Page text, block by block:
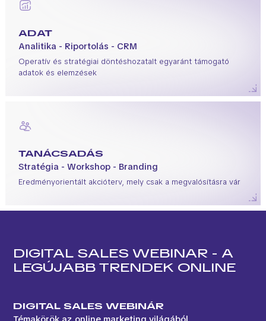
ADAT
Analitika - Riportolás - CRM
Operatív és stratégiai döntéshozatalt egyaránt támogató
adatok és elemzések
TANÁCSADÁS
Stratégia - Workshop - Branding
Eredményorientált akcióterv, mely csak a megvalósításra vár
DIGITAL SALES WEBINAR - A
LEGÚJABB TRENDEK ONLINE
DIGITAL SALES WEBINÁR